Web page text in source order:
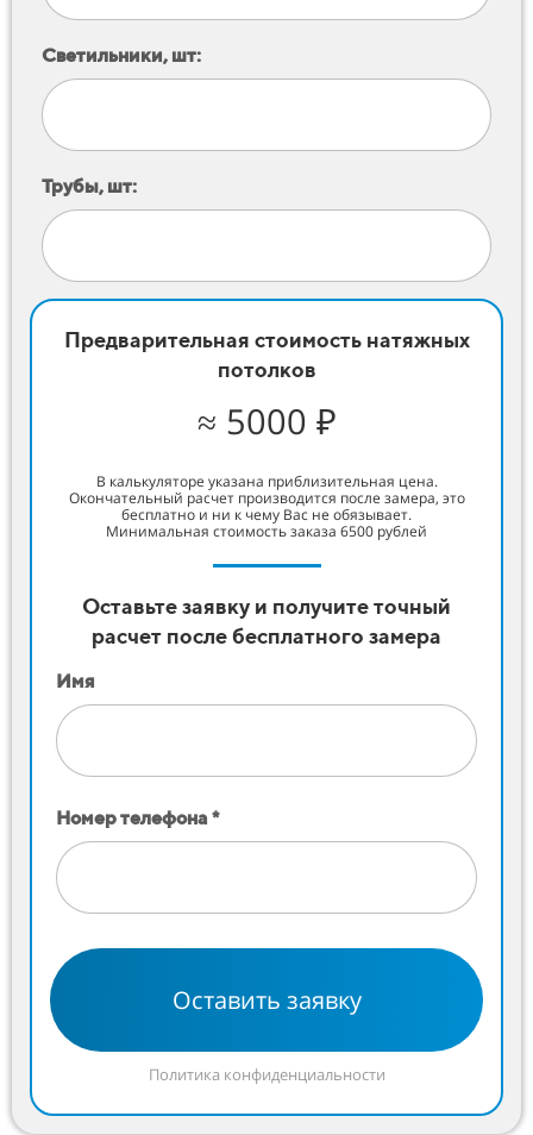
Светильники, шт:
Трубы, шт:
Предварительная стоимость натяжных
потолков
≈ 5000 ₽
В калькуляторе указана приблизительная цена.
Окончательный расчет производится после замера, это
бесплатно и ни к чему Вас не обязывает.
Минимальная стоимость заказа 6500 рублей
Оставьте заявку и получите точный
расчет после бесплатного замера
Имя
Номер телефона *
Оставить заявку
Политика конфиденциальности